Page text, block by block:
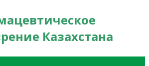
Казахстана